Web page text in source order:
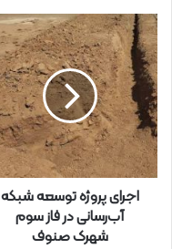
ل
خ
و
د
ر
ا
و
ا
ر
اجرای پروژه توسعه شبکه
آب‌رسانی در فاز سوم
شهرک صنوف